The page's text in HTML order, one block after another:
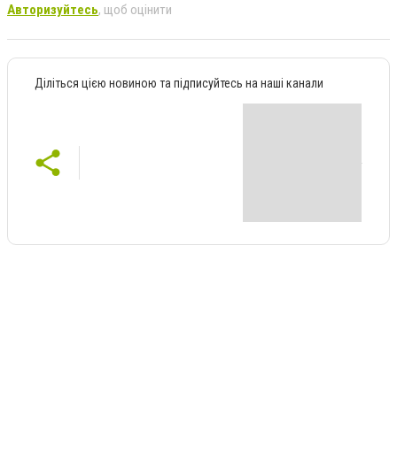
Авторизуйтесь, щоб оцінити
Діліться цією новиною та підписуйтесь на наші канали